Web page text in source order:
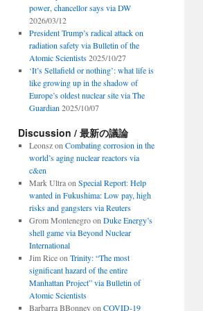
power, chancellor says via DW
2026/03/12
President Trump’s radical attack on
radiation safety via Bulletin of the
Atomic Scientists 2025/10/27
‘It’s Sellafield or nothing’: what life is
like growing up in the shadow of
Europe’s oldest nuclear site via The
Guardian 2025/10/07
Discussion / 最新の議論
Leonszon Combating corrosion in the
world’s aging nuclear reactors via
c&en
Mark Ultraon Special Report: Help
wanted in Fukushima: Low pay, high
risks and gangsters via Reuters
Grom Montenegroon Duke Energy’s
shell game via Beyond Nuclear
International
Jim Riceon Trinity: “The most
significant hazard of the entire
Manhattan Project” via Bulletin of
Atomic Scientists
Barbarra BBonneyon COVID-19